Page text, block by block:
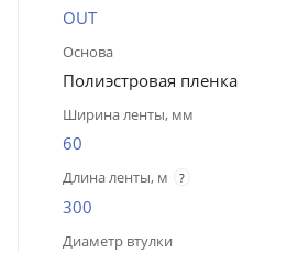
OUT
Основа
Полиэстровая пленка
Ширина ленты, мм
60
Длина ленты, м ?
300
Диаметр втулки